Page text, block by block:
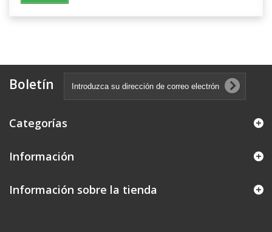
Boletín
Categorías
Información
Información sobre la tienda